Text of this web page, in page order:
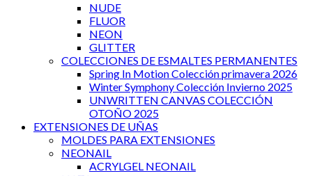
NUDE
FLUOR
NEON
GLITTER
COLECCIONES DE ESMALTES PERMANENTES
Spring In Motion Colección primavera 2026
Winter Symphony Colección Invierno 2025
UNWRITTEN CANVAS COLECCIÓN
OTOÑO 2025
EXTENSIONES DE UÑAS
MOLDES PARA EXTENSIONES
NEONAIL
ACRYLGEL NEONAIL